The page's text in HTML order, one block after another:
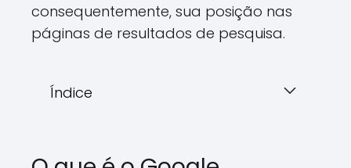
consequentemente, sua posição nas
páginas de resultados de pesquisa.
Índice